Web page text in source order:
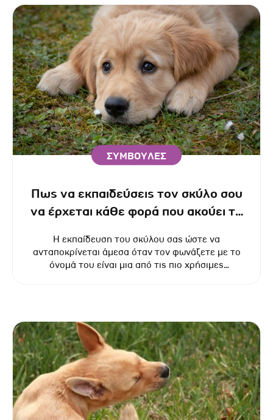
ΣΥΜΒΟΥΛΕΣ
Πως να εκπαιδεύσεις τον σκύλο σου
να έρχεται κάθε φορά που ακούει το
Η εκπαίδευση του σκύλου σας ώστε να
ανταποκρίνεται άμεσα όταν τον φωνάζετε με το
όνομά του είναι μια από τις πιο χρήσιμες